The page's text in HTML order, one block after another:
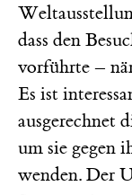
dass den
vorführte –
Es ist
ausgerechnet
um sie gegen
wenden. Der